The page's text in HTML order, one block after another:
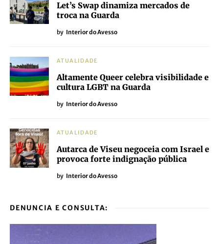
Let’s Swap dinamiza mercados de
troca na Guarda
by Interior do Avesso
ATUALIDADE
Altamente Queer celebra visibilidade e
cultura LGBT na Guarda
by Interior do Avesso
ATUALIDADE
Autarca de Viseu negoceia com Israel e
provoca forte indignação pública
by Interior do Avesso
DENUNCIA E CONSULTA: